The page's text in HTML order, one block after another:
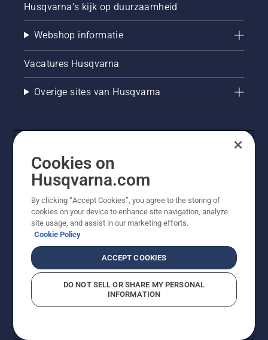
Husqvarna's kijk op duurzaamheid
Webshop informatie
Vacatures Husqvarna
Overige sites van Husqvarna
© Husqvarna AB (publ). Alle rechten voorbehouden. De
getoonde prijzen zijn consumentenadviesprijzen. Alle
tenzij het product beschikbaar is voor directe aankoop.
Cookiebeleid
Imprint
Meld vermoedelijke schendingen
Cookies on
Husqvarna.com
By clicking “Accept Cookies”, you agree to the storing of
cookies on your device to enhance site navigation, analyze
site usage, and assist in our marketing efforts.
Cookie Policy
ACCEPT COOKIES
DO NOT SELL OR SHARE MY PERSONAL
INFORMATION